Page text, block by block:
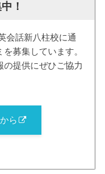
！
会話新八柱校に通
募集しています。
の提供にぜひご協力
ら